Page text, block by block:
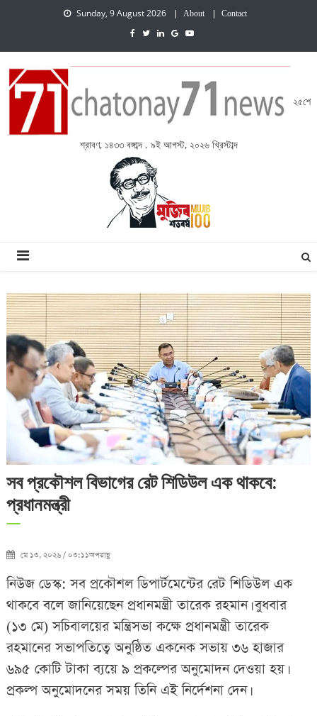
Sunday, 9 August 2026 About Contact
২৫শে
শ্রাবণ, ১৪৩৩ বঙ্গাব্দ . ৯ই আগস্ট, ২০২৬ খ্রিস্টাব্দ
সব প্রকৌশল বিভাগের রেট শিডিউল এক থাকবে:
প্রধানমন্ত্রী
মে ১৩, ২০২৬ / ০৩:১১অপরাহ্ণ
নিউজ ডেস্ক: সব প্রকৌশল ডিপার্টমেন্টের রেট শিডিউল এক
থাকবে বলে জানিয়েছেন প্রধানমন্ত্রী তারেক রহমান। বুধবার
(১৩ মে) সচিবালয়ের মন্ত্রিসভা কক্ষে প্রধানমন্ত্রী তারেক
রহমানের সভাপতিত্বে অনুষ্ঠিত একনেক সভায় ৩৬ হাজার
৬৯৫ কোটি টাকা ব্যয়ে ৯ প্রকল্পের অনুমোদন দেওয়া হয়।
প্রকল্প অনুমোদনের সময় তিনি এই নির্দেশনা দেন।